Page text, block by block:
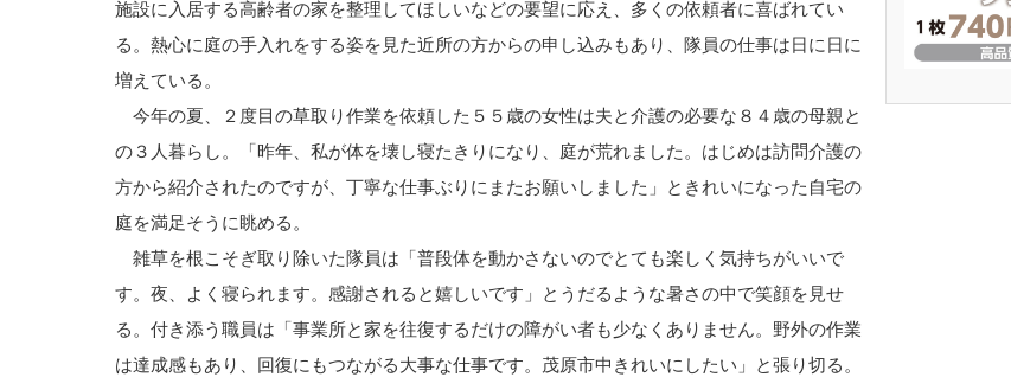
施設に入居する高齢者の家を整理してほしいなどの要望に応え、多くの依頼者に喜ばれてい
る。熱心に庭の手入れをする姿を見た近所の方からの申し込みもあり、隊員の仕事は日に日に
増えている。
今年の夏、２度目の草取り作業を依頼した５５歳の女性は夫と介護の必要な８４歳の母親と
の３人暮らし。「昨年、私が体を壊し寝たきりになり、庭が荒れました。はじめは訪問介護の
方から紹介されたのですが、丁寧な仕事ぶりにまたお願いしました」ときれいになった自宅の
庭を満足そうに眺める。
雑草を根こそぎ取り除いた隊員は「普段体を動かさないのでとても楽しく気持ちがいいで
す。夜、よく寝られます。感謝されると嬉しいです」とうだるような暑さの中で笑顔を見せ
る。付き添う職員は「事業所と家を往復するだけの障がい者も少なくありません。野外の作業
は達成感もあり、回復にもつながる大事な仕事です。茂原市中きれいにしたい」と張り切る。